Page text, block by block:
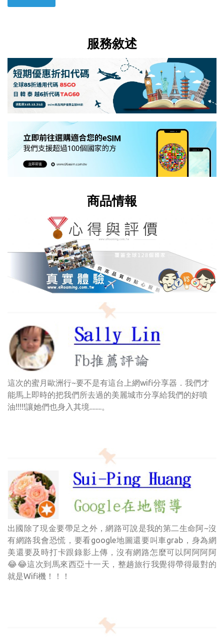
服務敘述
商品情報
這次的蜜月歐洲行~要不是有這台上網wifi分享器．我們才
能馬上即時的把我們所去過的美麗城市分享給我們的好噴
油!!!!!讓她們也身入其境........。
出國除了現金要帶足之外，網路可說是我的第二生命阿~沒
有網路我會恐慌，要看google地圖還要叫車grab，身為網
美還要及時打卡跟錄影上傳，沒有網路怎麼可以阿阿阿阿
😂😂這次到馬來西亞十一天，整趟旅行我覺得帶得最對的
就是Wifi機！！！